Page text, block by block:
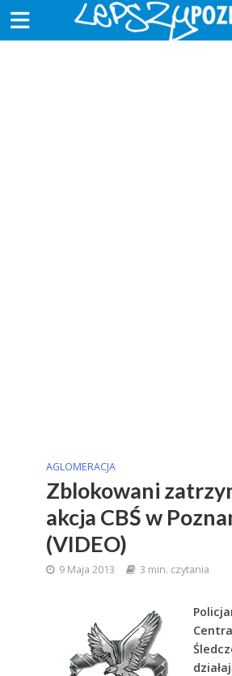
AGLOMERACJA
Zblokowani
akcja CBŚ w
(VIDEO)
9 Maja 2013 3 min. czytania